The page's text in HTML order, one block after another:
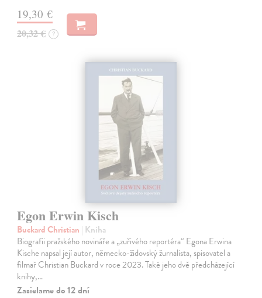
19,30 €
20,32 € ?
Egon Erwin Kisch
Buckard Christian | Kniha
Biografii pražského novináře a „zuřivého reportéra“ Egona Erwina
Kische napsal její autor, německo-židovský žurnalista, spisovatel a
filmař Christian Buckard v roce 2023. Také jeho dvě předcházející
knihy,…
Zasielame do 12 dní